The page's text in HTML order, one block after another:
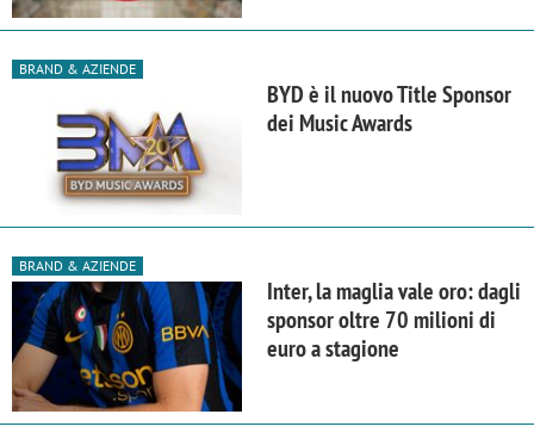
BRAND & AZIENDE
BYD è il nuovo Title Sponsor
dei Music Awards
BRAND & AZIENDE
Inter, la maglia vale oro: dagli
sponsor oltre 70 milioni di
euro a stagione